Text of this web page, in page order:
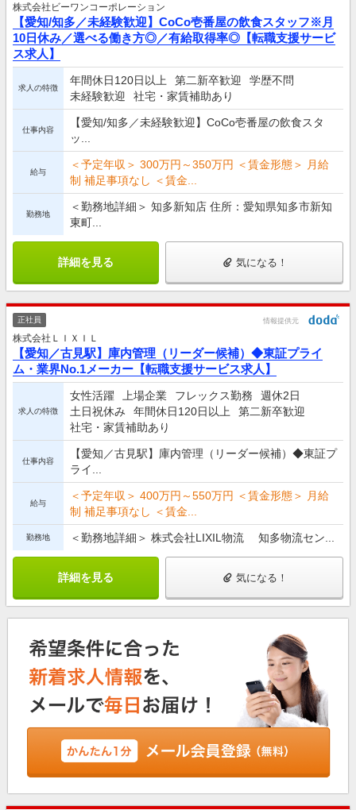
株式会社ビーワンコーポレーション
【愛知/知多／未経験歓迎】CoCo壱番屋の飲食スタッフ※月
10日休み／選べる働き方◎／有給取得率◎【転職支援サービ
ス求人】
求人の特徴
年間休日120日以上 第二新卒歓迎
学歴不問
未経験歓迎
社宅・家賃補助あり
仕事内容
【愛知/知多／未経験歓迎】CoCo壱番屋の飲食スタ
ッ...
給与
＜予定年収＞ 300万円～350万円 ＜賃金形態＞ 月給
制 補足事項なし ＜賃金...
勤務地
＜勤務地詳細＞ 知多新知店 住所：愛知県知多市新知
東町...
詳細を見る 気になる！
正社員 情報提供元
株式会社ＬＩＸＩＬ
【愛知／古見駅】庫内管理（リーダー候補）◆東証プライ
ム・業界No.1メーカー【転職支援サービス求人】
求人の特徴
女性活躍 上場企業 フレックス勤務
週休2日
土日祝休み
年間休日120日以上
第二新卒歓迎
社宅・家賃補助あり
仕事内容
【愛知／古見駅】庫内管理（リーダー候補）◆東証プ
ライ...
給与
＜予定年収＞ 400万円～550万円 ＜賃金形態＞ 月給
制 補足事項なし ＜賃金...
勤務地 ＜勤務地詳細＞ 株式会社LIXIL物流 知多物流セン...
詳細を見る 気になる！